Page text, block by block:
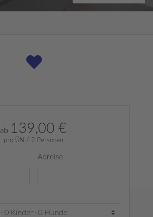
ab 139,00 €
pro ÜN / 2 Personen
Abreise
0 Kinder 0 Hunde